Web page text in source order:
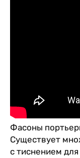
Фасоны
Существует
с тиснением